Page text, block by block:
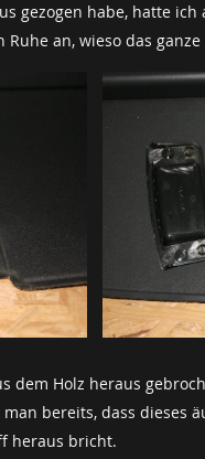
gezogen habe, hatte
an, wieso das
dem Holz heraus
bereits, dass dieses
heraus bricht.